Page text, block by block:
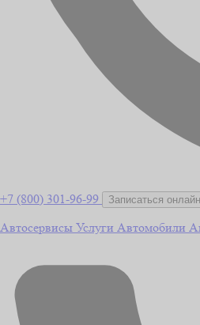
+7 (800) 301-96-99 Записаться онлайн
Автосервисы Услуги Автомобили